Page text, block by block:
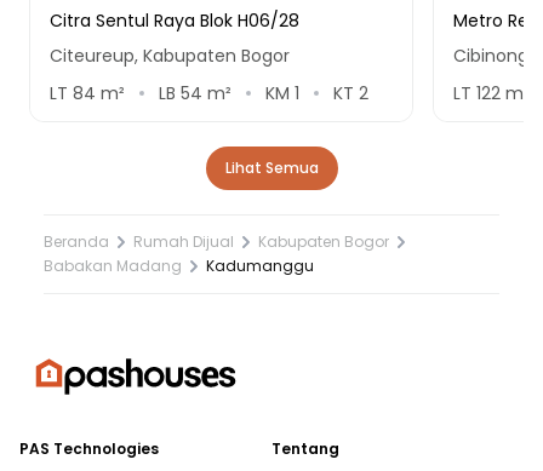
Citra Sentul Raya Blok H06/28
Citeureup, Kabupaten Bogor
LT 84 m² LB 54 m² KM 1 KT 2
Metro
Cibinong,
LT 122m²
Lihat Semua
Beranda Rumah Dijual
Kabupaten Bogor
Babakan Madang
Kadumanggu
PAS Technologies
Tentang